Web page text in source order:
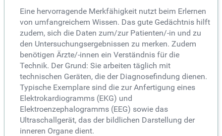
Eine hervorragende Merkfähigkeit nutzt beim Erlernen
von umfangreichem Wissen. Das gute Gedächtnis hilft
zudem, sich die Daten zum/zur Patienten/-in und zu
den Untersuchungsergebnissen zu merken. Zudem
benötigen Ärzte/-innen ein Verständnis für die
Technik. Der Grund: Sie arbeiten täglich mit
technischen Geräten, die der Diagnosefindung dienen.
Typische Exemplare sind die zur Anfertigung eines
Elektrokardiogramms (EKG) und
Elektroenzephalogramms (EEG) sowie das
Ultraschallgerät, das der bildlichen Darstellung der
inneren Organe dient.